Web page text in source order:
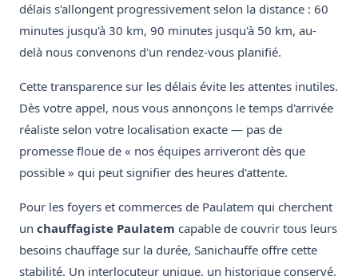
délais s'allongent progressivement selon la distance : 60
minutes jusqu'à 30 km, 90 minutes jusqu'à 50 km, au-
delà nous convenons d'un rendez-vous planifié.
Cette transparence sur les délais évite les attentes inutiles.
Dès votre appel, nous vous annonçons le temps d'arrivée
réaliste selon votre localisation exacte — pas de
promesse floue de « nos équipes arriveront dès que
possible » qui peut signifier des heures d'attente.
Pour les foyers et commerces de Paulatem qui cherchent
un chauffagiste Paulatem capable de couvrir tous leurs
besoins chauffage sur la durée, Sanichauffe offre cette
stabilité. Un interlocuteur unique, un historique conservé,